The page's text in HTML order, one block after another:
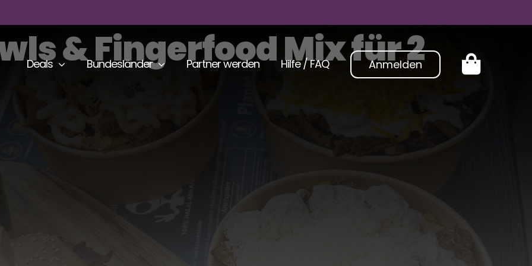
Deals Bundesländer Partner werden Hilfe / FAQ Anmelden
& Fingerfood Mix für 2